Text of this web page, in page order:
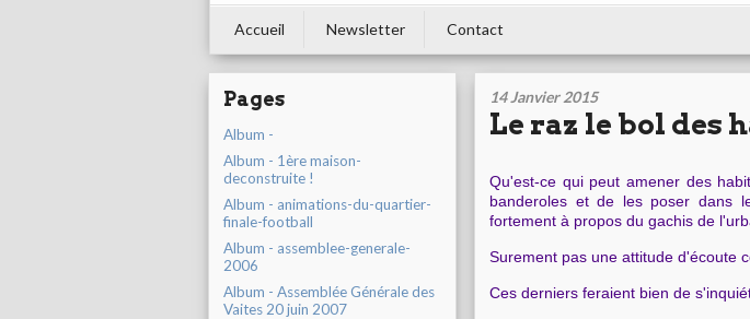
Accueil Newsletter Contact
Pages
Album -
Album - 1ère maison-
deconstruite !
Album - animations-du-quartier-
finale-football
Album - assemblee-generale-
2006
Album - Assemblée Générale des
Vaites 20 juin 2007
14 Janvier 2015
Le raz le bol des
Qu'est-ce qui peut amener des
banderoles et de les poser dans
fortement à propos du gachis de
Surement pas une attitude d'écoute
Ces derniers feraient bien de